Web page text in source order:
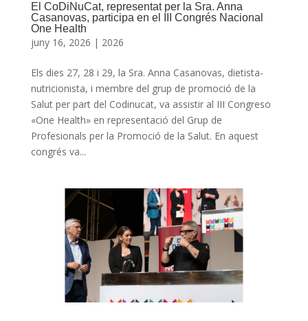
El CoDiNuCat, representat per la Sra. Anna
Casanovas, participa en el III Congrés Nacional
One Health
juny 16, 2026 | 2026
Els dies 27, 28 i 29, la Sra. Anna Casanovas, dietista-
nutricionista, i membre del grup de promoció de la
Salut per part del Codinucat, va assistir al III Congreso
«One Health» en representació del Grup de
Profesionals per la Promoció de la Salut. En aquest
congrés va...